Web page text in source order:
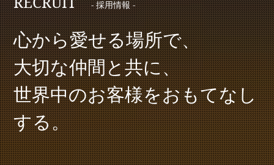
- 採用情報 -
心から愛せる場所で、
大切な仲間と共に、
世界中のお客様をおもてなし
する。